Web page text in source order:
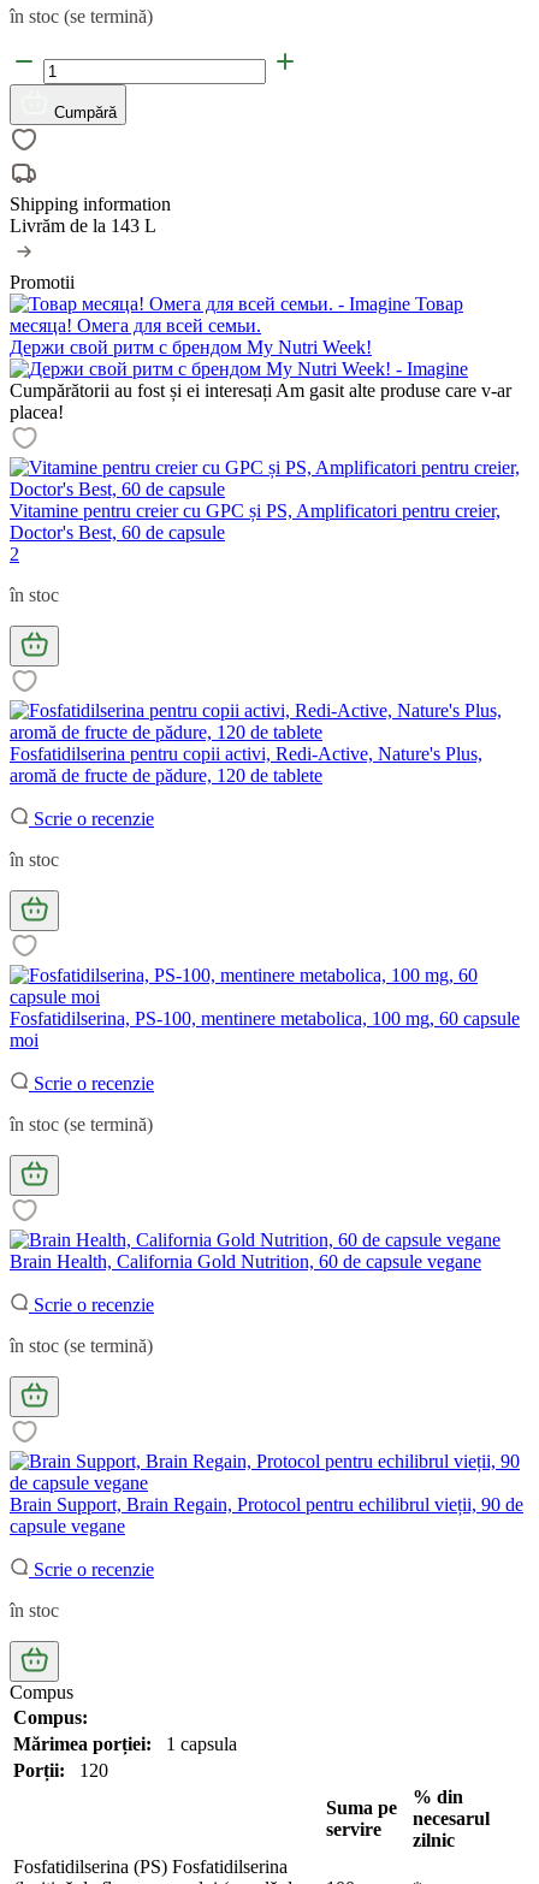
în stoc (se termină)
Cumpără
Shipping information
Livrăm de la 143 L
Promotii
Товар
месяца! Омега для всей семьи.
Держи свой ритм с брендом My Nutri Week!
Cumpărătorii au fost și ei interesați Am gasit alte produse care v-ar
placea!
Vitamine pentru creier cu GPC și PS, Amplificatori pentru creier,
Doctor's Best, 60 de capsule
2
în stoc
Fosfatidilserina pentru copii activi, Redi-Active, Nature's Plus,
aromă de fructe de pădure, 120 de tablete
Scrie o recenzie
în stoc
Fosfatidilserina, PS-100, mentinere metabolica, 100 mg, 60 capsule
moi
Scrie o recenzie
în stoc (se termină)
Brain Health, California Gold Nutrition, 60 de capsule vegane
Scrie o recenzie
în stoc (se termină)
Brain Support, Brain Regain, Protocol pentru echilibrul vieții, 90 de
capsule vegane
Scrie o recenzie
în stoc
Compus
Compus:
Mărimea porției:
1 capsula
Porții:
120
Suma pe
servire
% din
necesarul
zilnic
Fosfatidilserina (PS) Fosfatidilserina